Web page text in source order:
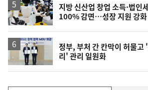
지방 신산업 창업 소득·법인
100% 감면…성장 지원 강화
정부, 부처 간 칸막이 허물고
리' 관리 일원화